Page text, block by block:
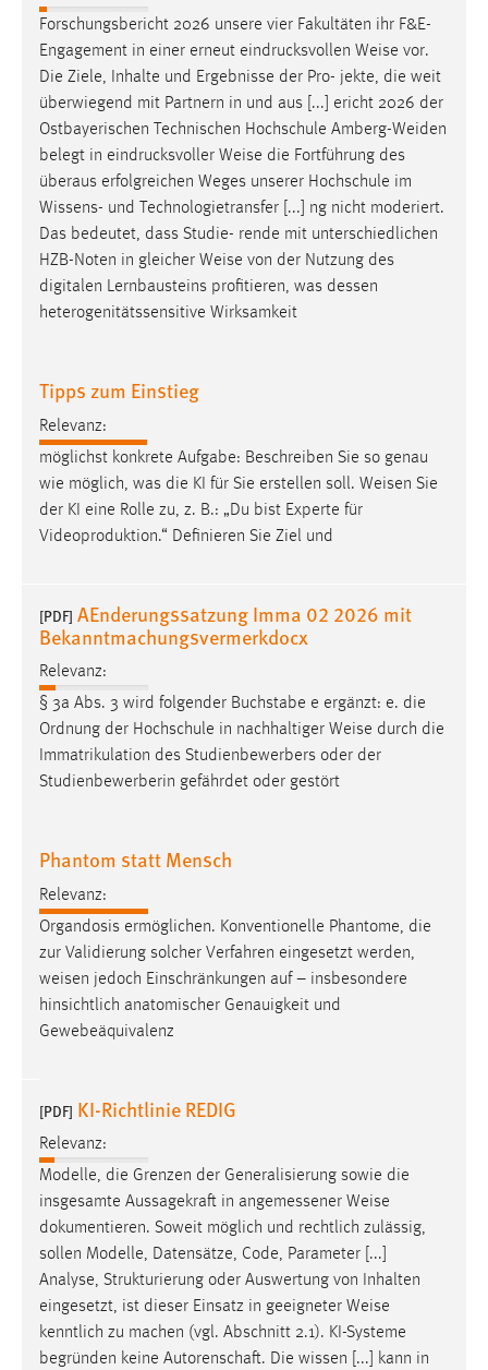
Forschungsbericht 2026 unsere vier Fakultäten ihr F&E-
Engagement in einer erneut eindrucksvollen Weise vor.
Die Ziele, Inhalte und Ergebnisse der Pro- jekte, die weit
überwiegend mit Partnern in und aus [...] ericht 2026 der
Ostbayerischen Technischen Hochschule Amberg-Weiden
belegt in eindrucksvoller Weise die Fortführung des
überaus erfolgreichen Weges unserer Hochschule im
Wissens- und Technologietransfer [...] ng nicht moderiert.
Das bedeutet, dass Studie- rende mit unterschiedlichen
HZB-Noten in gleicher Weise von der Nutzung des
digitalen Lernbausteins profitieren, was dessen
heterogenitätssensitive Wirksamkeit
Tipps zum Einstieg
Relevanz:
möglichst konkrete Aufgabe: Beschreiben Sie so genau
wie möglich, was die KI für Sie erstellen soll. Weisen Sie
der KI eine Rolle zu, z. B.: „Du bist Experte für
Videoproduktion.“ Definieren Sie Ziel und
[PDF] AEnderungssatzung Imma 02 2026 mit
Bekanntmachungsvermerkdocx
Relevanz:
§ 3a Abs. 3 wird folgender Buchstabe e ergänzt: e. die
Ordnung der Hochschule in nachhaltiger Weise durch die
Immatrikulation des Studienbewerbers oder der
Studienbewerberin gefährdet oder gestört
Phantom statt Mensch
Relevanz:
Organdosis ermöglichen. Konventionelle Phantome, die
zur Validierung solcher Verfahren eingesetzt werden,
weisen jedoch Einschränkungen auf – insbesondere
hinsichtlich anatomischer Genauigkeit und
Gewebeäquivalenz
[PDF] KI-Richtlinie REDIG
Relevanz:
Modelle, die Grenzen der Generalisierung sowie die
insgesamte Aussagekraft in angemessener Weise
dokumentieren. Soweit möglich und rechtlich zulässig,
sollen Modelle, Datensätze, Code, Parameter [...]
Analyse, Strukturierung oder Auswertung von Inhalten
eingesetzt, ist dieser Einsatz in geeigneter Weise
kenntlich zu machen (vgl. Abschnitt 2.1). KI-Systeme
begründen keine Autorenschaft. Die wissen [...] kann in
Name:
fe_user, be_user, be_lastLoginProvider
Zweck:
Dieser Cookie ist notwendig um sich an der Website
einloggen zu können.
Cookie Laufzeit:
STATISTIK
unsere Besucher unsere Website nutzen.
Matomo
Name:
_pk_ref, _pk_cvar, _pk_id, _pk_ses
Cookie Laufzeit:
Max. 13 Monate
MARKETING
Marketing Cookies werden von Drittanbietern
verwendet, um personalisierte Werbung anzuzeigen.
Google Ads
Name:
_gcl_au
Anbieter:
Google Ireland Limited
Facebook Pixel
Name:
_fbp
Anbieter:
Facebook